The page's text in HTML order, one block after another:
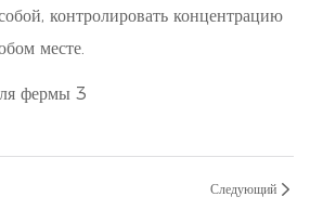
контролировать концентрацию
месте.
Следующий